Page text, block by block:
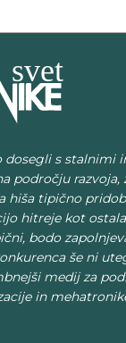
dosegli s stalnimi
področju razvoja,
hiša tipično
hitreje kot
bodo
še ni
medij za
in